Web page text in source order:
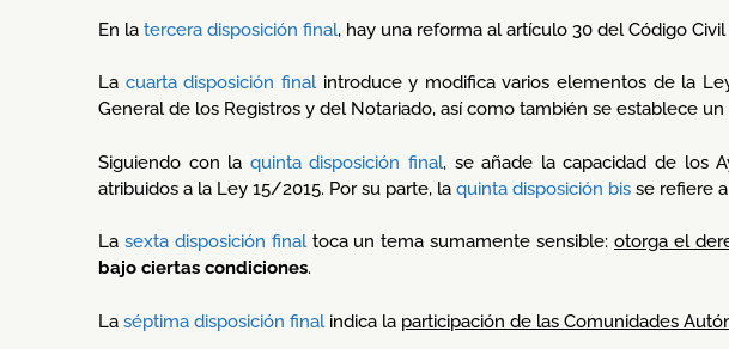
En la tercera disposición final, hay una reforma al artículo 30 del Código
La cuarta disposición finalintroduce y modifica varios elementos de la
General de los Registros y del Notariado, así como también se establece
Siguiendo con la quinta disposición final, se añade la capacidad de los
atribuidos a la Ley 15/2015. Por su parte, la quinta disposición bis se refiere
La sexta disposición finaltoca un tema sumamente sensible: otorga el
bajo ciertas condiciones.
La séptima disposición final indica la participación de las Comunidades